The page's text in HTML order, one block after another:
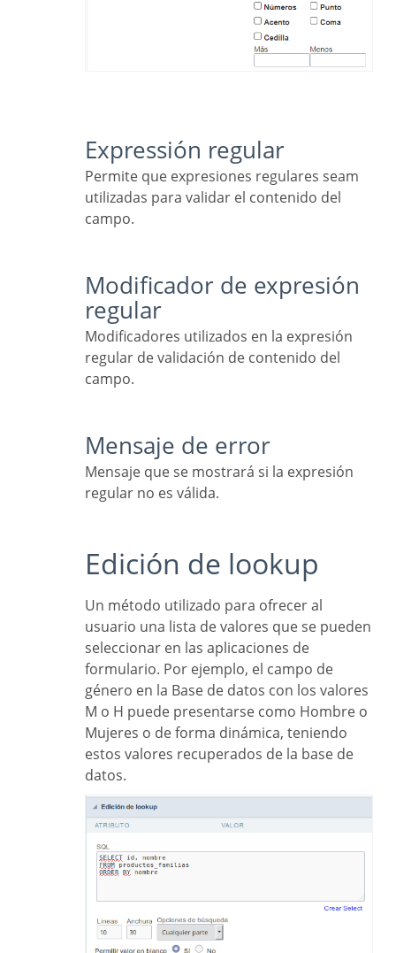
Expressión regular
Permite que expresiones regulares seam
utilizadas para validar el contenido del
campo.
Modificador de expresión
regular
Modificadores utilizados en la expresión
regular de validación de contenido del
campo.
Mensaje de error
Mensaje que se mostrará si la expresión
regular no es válida.
Edición de lookup
Un método utilizado para ofrecer al
usuario una lista de valores que se pueden
seleccionar en las aplicaciones de
formulario. Por ejemplo, el campo de
género en la Base de datos con los valores
M o H puede presentarse como Hombre o
Mujeres o de forma dinámica, teniendo
estos valores recuperados de la base de
datos.